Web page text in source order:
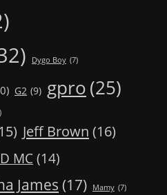
Dygo Boy (7)
G2 (9) gpro(25)
Jeff Brown (16)
MC (14)
James (17) Mamy (7)